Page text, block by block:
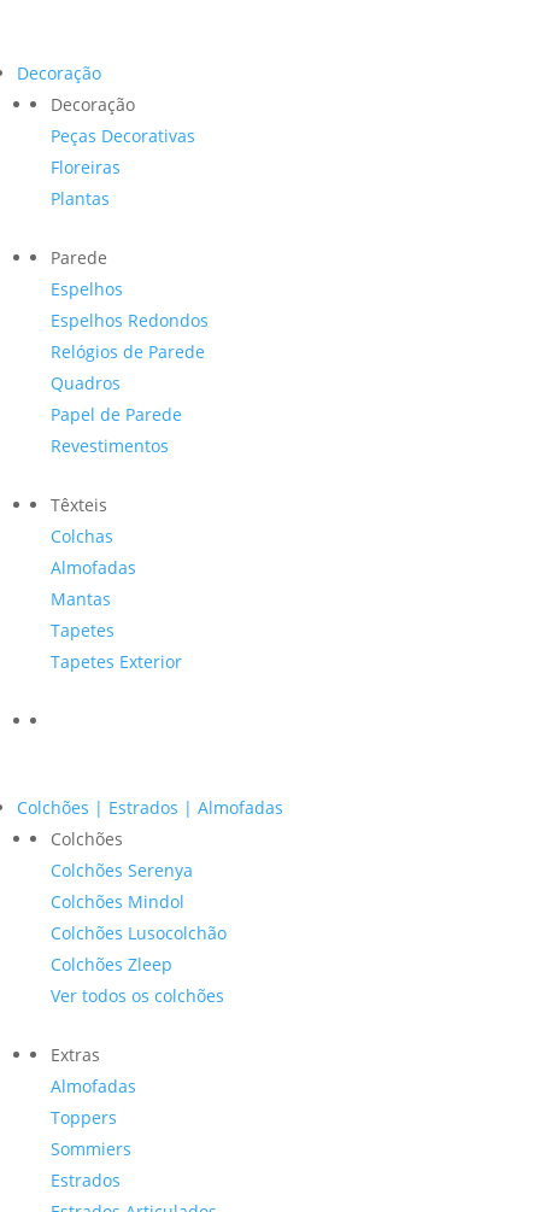
Decoração
Decoração
Peças Decorativas
Floreiras
Plantas
Parede
Espelhos
Espelhos Redondos
Relógios de Parede
Quadros
Papel de Parede
Revestimentos
Têxteis
Colchas
Almofadas
Mantas
Tapetes
Tapetes Exterior
Colchões | Estrados | Almofadas
Colchões
Colchões Serenya
Colchões Mindol
Colchões Lusocolchão
Colchões Zleep
Ver todos os colchões
Extras
Almofadas
Toppers
Sommiers
Estrados